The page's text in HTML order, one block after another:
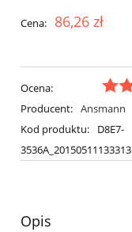
Cena: 86,26 zł
Ocena:
Producent: Ansmann
Kod produktu:
D8E7-
3536A_20150511133313
Opis